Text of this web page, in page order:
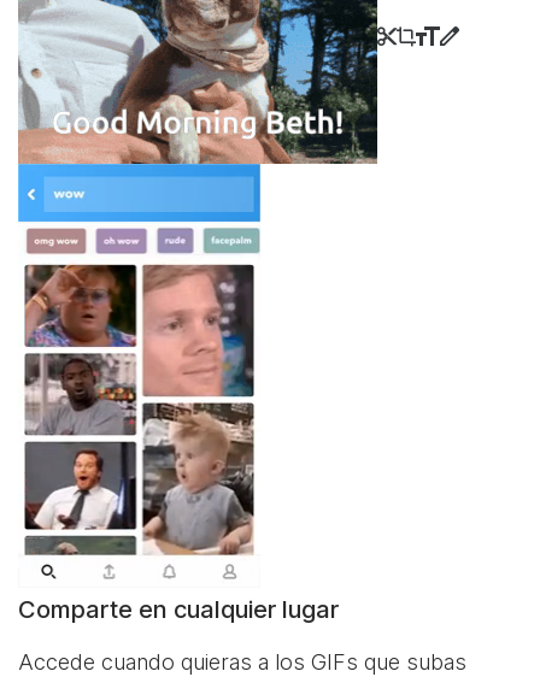
Comparte en cualquier lugar
Accede cuando quieras a los GIFs que subas